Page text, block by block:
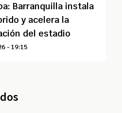
Barranquilla instala
y acelera la
del estadio
- 19:15